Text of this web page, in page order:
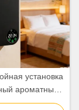
установка
ароматный
машина с 180